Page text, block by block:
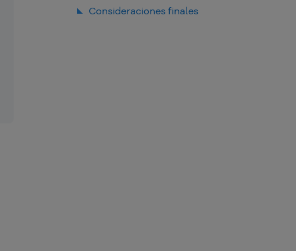
¿Qué es Core Web Vitals?
Consideraciones finales